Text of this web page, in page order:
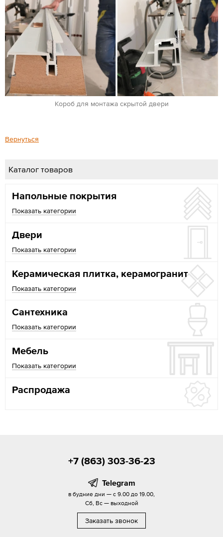
Короб для монтажа скрытой двери
Вернуться
Каталог товаров
Напольные покрытия
Показать категории
Двери
Показать категории
Керамическая плитка, керамогранит
Показать категории
Сантехника
Показать категории
Мебель
Показать категории
Распродажа
+7 (863) 303-36-23
Telegram
в будние дни — с 9.00 до 19.00,
Сб, Вс — выходной
Заказать звонок